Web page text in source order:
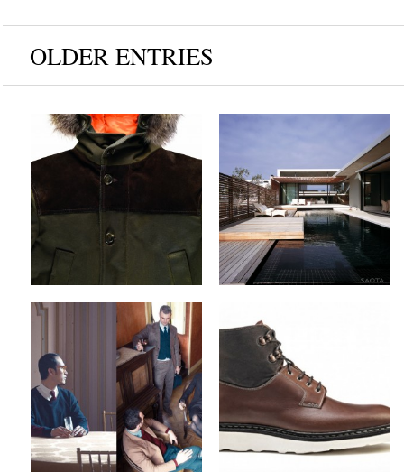
OLDER ENTRIES
Blauer & Tommy
Hilfiger x Fall/Winter
2012 Collection
The Voelklip House
byMEXonSep 13, 2012
Keine Kommentare
Camo x Fall/Winter
2012 Collection
byMEX Sep 10, 2012
Keine Kommentare
Ateliers Heschung x
Fall/Winter 2012
Footwear Collection
byMEXon Sep 9, 2012
Keine Kommentare